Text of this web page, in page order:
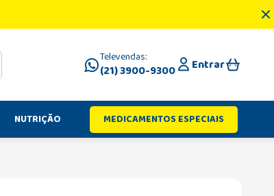
Televendas:
(21) 3900-9300 Entrar
NUTRIÇÃO MEDICAMENTOS ESPECIAIS